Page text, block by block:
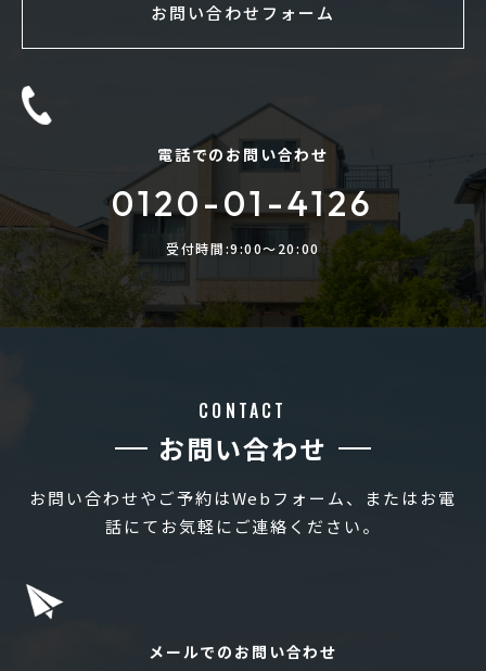
お問い合わせフォーム
電話でのお問い合わせ
0120-01-4126
受付時間:9:00〜20:00
CONTACT
お問い合わせ
お問い合わせやご予約はWebフォーム、またはお電
話にてお気軽にご連絡ください。
メールでのお問い合わせ